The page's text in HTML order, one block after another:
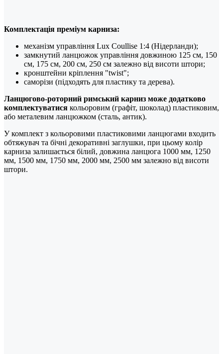
Комплектація преміум карниза:
механізм управління Lux Coullise 1:4 (Нідерланди);
замкнутий ланцюжок управління довжиною 125 см, 150
см, 175 см, 200 см, 250 см залежно від висоти штори;
кронштейни кріплення "twist";
саморізи (підходять для пластику та дерева).
Ланцюгово-роторний римський карниз може додатково
комплектуватися кольоровим (графіт, шоколад) пластиковим,
або металевим ланцюжком (сталь, антик).
У комплект з кольоровими пластиковими ланцюгами входить
обтяжувач та бічні декоративні заглушки, при цьому колір
карниза залишається білий, довжина ланцюга 1000 мм, 1250
мм, 1500 мм, 1750 мм, 2000 мм, 2500 мм залежно від висоти
штори.